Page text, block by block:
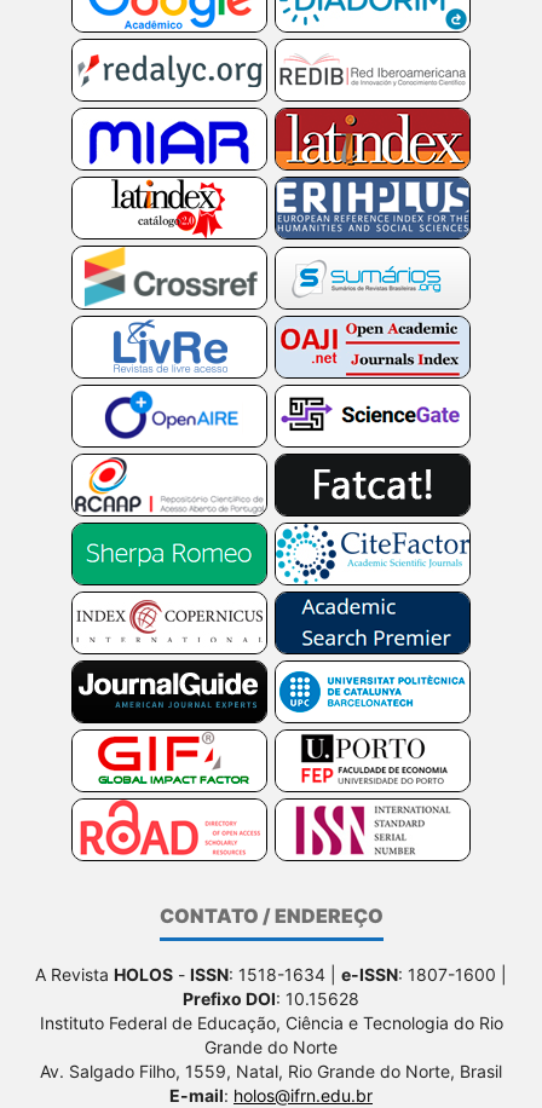
CONTATO / ENDEREÇO
A Revista HOLOS - ISSN: 1518-1634 | e-ISSN: 1807-1600 |
Prefixo DOI: 10.15628
Instituto Federal de Educação, Ciência e Tecnologia do Rio
Grande do Norte
Av. Salgado Filho, 1559, Natal, Rio Grande do Norte, Brasil
E-mail: holos@ifrn.edu.br